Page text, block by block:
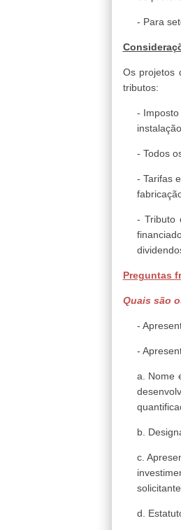
- Para
Os projetos
tributos:
-
- Todos
- Tarifas
- Tributo
Preguntas
Quais são
-
-
a. Nome
b.
c.
solicitante.
d.